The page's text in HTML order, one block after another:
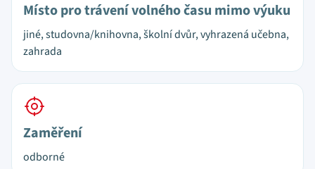
Místo pro trávení volného času mimo výuku
jiné, studovna/knihovna, školní dvůr, vyhrazená učebna,
zahrada
Zaměření
odborné